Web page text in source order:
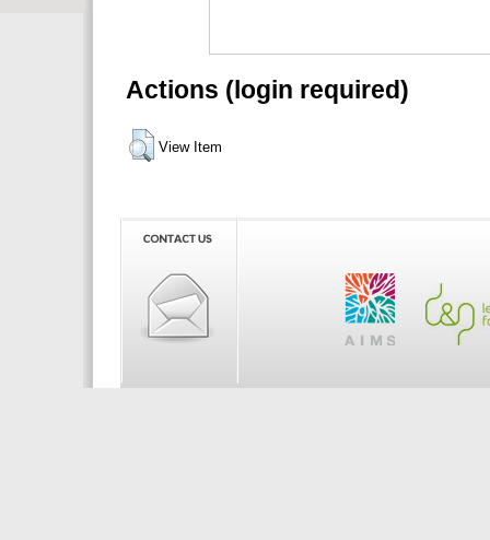
Actions (login required)
View Item